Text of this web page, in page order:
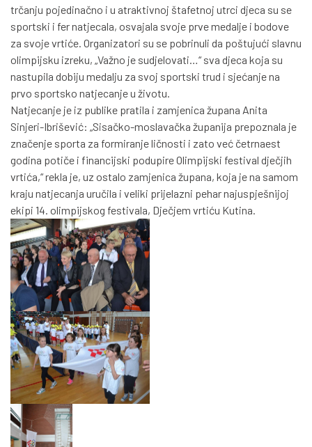
trčanju pojedinačno i u atraktivnoj štafetnoj utrci djeca su se
sportski i fer natjecala, osvajala svoje prve medalje i bodove
za svoje vrtiće. Organizatori su se pobrinuli da poštujući slavnu
olimpijsku izreku, „Važno je sudjelovati…“ sva djeca koja su
nastupila dobiju medalju za svoj sportski trud i sjećanje na
prvo sportsko natjecanje u životu.
Natjecanje je iz publike pratila i zamjenica župana Anita
Sinjeri-Ibrišević: „Sisačko-moslavačka županija prepoznala je
značenje sporta za formiranje ličnosti i zato već četrnaest
godina potiče i financijski podupire Olimpijski festival dječjih
vrtića,“ rekla je, uz ostalo zamjenica župana, koja je na samom
kraju natjecanja uručila i veliki prijelazni pehar najuspješnijoj
ekipi 14. olimpijskog festivala, Dječjem vrtiću Kutina.